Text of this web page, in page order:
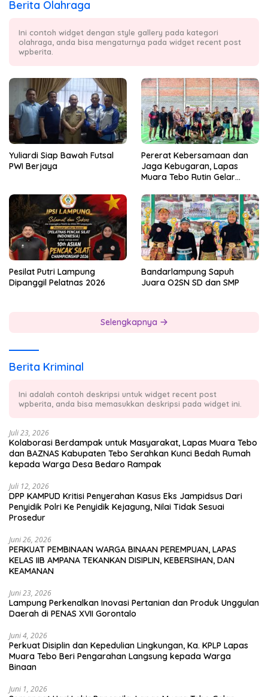
Berita Olahraga
Ini contoh widget dengan style gallery pada kategori
olahraga, anda bisa mengaturnya pada widget recent post
wpberita.
Yuliardi Siap Bawah Futsal
PWI Berjaya
Pererat Kebersamaan dan
Jaga Kebugaran, Lapas
Muara Tebo Rutin Gelar
Pesilat Putri Lampung
Dipanggil Pelatnas 2026
Bandarlampung Sapuh
Juara O2SN SD dan SMP
Selengkapnya
Berita Kriminal
Ini adalah contoh deskripsi untuk widget recent post
wpberita, anda bisa memasukkan deskripsi pada widget ini.
Juli 23, 2026
Kolaborasi Berdampak untuk Masyarakat, Lapas Muara Tebo
dan BAZNAS Kabupaten Tebo Serahkan Kunci Bedah Rumah
kepada Warga Desa Bedaro Rampak
Juli 12, 2026
DPP KAMPUD Kritisi Penyerahan Kasus Eks Jampidsus Dari
Penyidik Polri Ke Penyidik Kejagung, Nilai Tidak Sesuai
Prosedur
Juni 26, 2026
PERKUAT PEMBINAAN WARGA BINAAN PEREMPUAN, LAPAS
KELAS IIB AMPANA TEKANKAN DISIPLIN, KEBERSIHAN, DAN
KEAMANAN
Juni 23, 2026
Lampung Perkenalkan Inovasi Pertanian dan Produk Unggulan
Daerah di PENAS XVII Gorontalo
Juni 4, 2026
Perkuat Disiplin dan Kepedulian Lingkungan, Ka. KPLP Lapas
Muara Tebo Beri Pengarahan Langsung kepada Warga
Binaan
Juni 1, 2026